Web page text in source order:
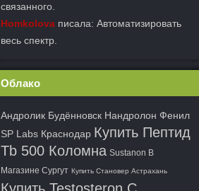
связанного.
Homkolova писала: Автоматизировать
весь спектр.
Облако
Андролик Будённовск Нандролон Фенил
SP Labs Краснодар Купить Пептид
Tb 500 Коломна Sustanon В
Магазине Сургут Купить Становер Астрахань